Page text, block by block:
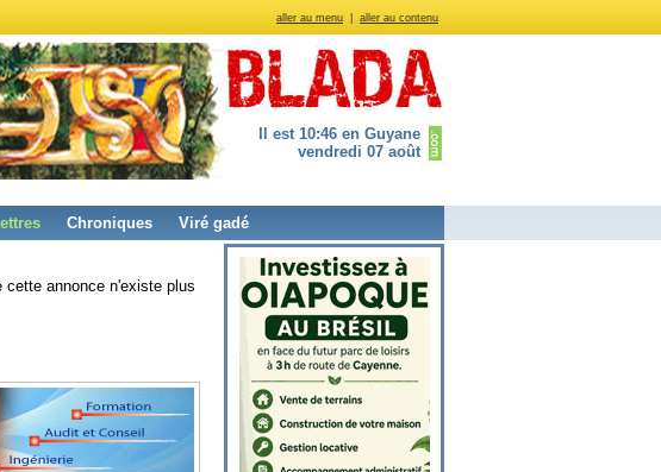
aller au menu aller au contenu
Il est 10:46 en Guyane
vendredi 07 août
Chroniques Viré gadé
cette annonce n'existe plus